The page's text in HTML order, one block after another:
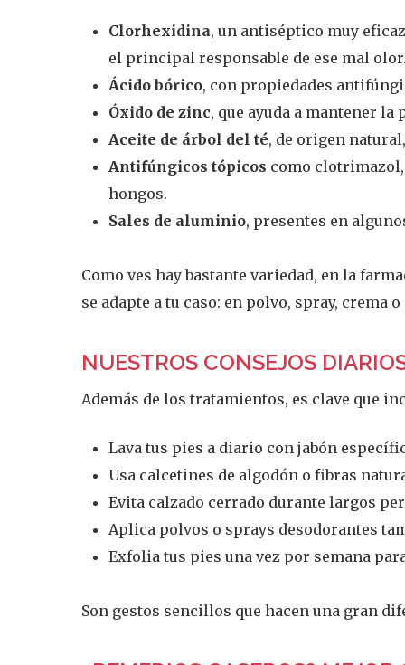
Clorhexidina, un antiséptico muy
el principal responsable de ese mal
Ácido bórico, con propiedades
Óxido de zinc, que ayuda a mantener
Aceite de árbol del té, de origen
Antifúngicos tópicos como
hongos.
Sales de aluminio, presentes en
Como ves hay bastante variedad, en la
se adapte a tu caso: en polvo, spray, crema
NUESTROS CONSEJOS
Además de los tratamientos, es clave que
Lava tus pies a diario con jabón
Usa calcetines de algodón o fibras
Evita calzado cerrado durante largos
Aplica polvos o sprays desodorantes
Exfolia tus pies una vez por semana
Son gestos sencillos que hacen una gran